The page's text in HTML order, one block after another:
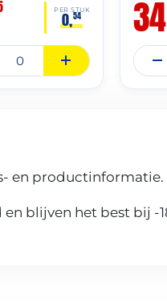
PER STUK
0,54
en
blijven het best bij -